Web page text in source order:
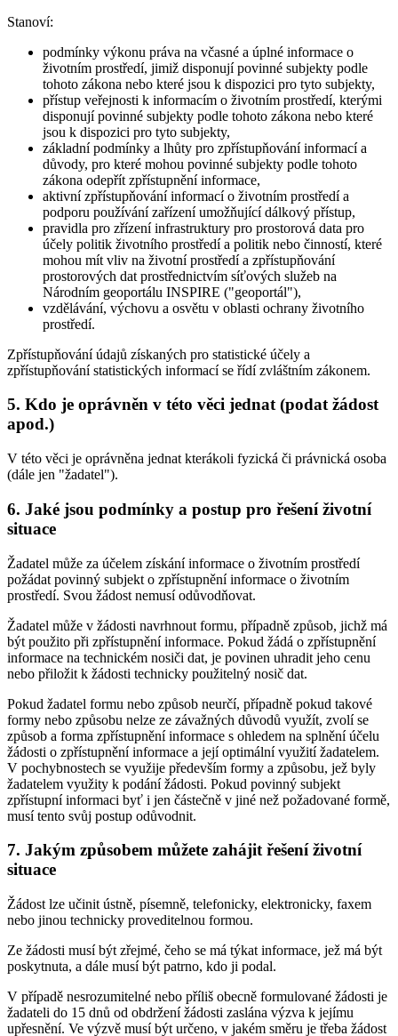
Stanoví:
podmínky výkonu práva na včasné a úplné informace o
životním prostředí, jimiž disponují povinné subjekty podle
tohoto zákona nebo které jsou k dispozici pro tyto subjekty,
přístup veřejnosti k informacím o životním prostředí, kterými
disponují povinné subjekty podle tohoto zákona nebo které
jsou k dispozici pro tyto subjekty,
základní podmínky a lhůty pro zpřístupňování informací a
důvody, pro které mohou povinné subjekty podle tohoto
zákona odepřít zpřístupnění informace,
aktivní zpřístupňování informací o životním prostředí a
podporu používání zařízení umožňující dálkový přístup,
pravidla pro zřízení infrastruktury pro prostorová data pro
účely politik životního prostředí a politik nebo činností, které
mohou mít vliv na životní prostředí a zpřístupňování
prostorových dat prostřednictvím síťových služeb na
Národním geoportálu INSPIRE ("geoportál"),
vzdělávání, výchovu a osvětu v oblasti ochrany životního
prostředí.
Zpřístupňování údajů získaných pro statistické účely a
zpřístupňování statistických informací se řídí zvláštním zákonem.
5. Kdo je oprávněn v této věci jednat (podat žádost
apod.)
V této věci je oprávněna jednat kterákoli fyzická či právnická osoba
(dále jen "žadatel").
6. Jaké jsou podmínky a postup pro řešení životní
situace
Žadatel může za účelem získání informace o životním prostředí
požádat povinný subjekt o zpřístupnění informace o životním
prostředí. Svou žádost nemusí odůvodňovat.
Žadatel může v žádosti navrhnout formu, případně způsob, jichž má
být použito při zpřístupnění informace. Pokud žádá o zpřístupnění
informace na technickém nosiči dat, je povinen uhradit jeho cenu
nebo přiložit k žádosti technicky použitelný nosič dat.
Pokud žadatel formu nebo způsob neurčí, případně pokud takové
formy nebo způsobu nelze ze závažných důvodů využít, zvolí se
způsob a forma zpřístupnění informace s ohledem na splnění účelu
žádosti o zpřístupnění informace a její optimální využití žadatelem.
V pochybnostech se využije především formy a způsobu, jež byly
žadatelem využity k podání žádosti. Pokud povinný subjekt
zpřístupní informaci byť i jen částečně v jiné než požadované formě,
musí tento svůj postup odůvodnit.
7. Jakým způsobem můžete zahájit řešení životní
situace
Žádost lze učinit ústně, písemně, telefonicky, elektronicky, faxem
nebo jinou technicky proveditelnou formou.
Ze žádosti musí být zřejmé, čeho se má týkat informace, jež má být
poskytnuta, a dále musí být patrno, kdo ji podal.
V případě nesrozumitelné nebo příliš obecně formulované žádosti je
žadateli do 15 dnů od obdržení žádosti zaslána výzva k jejímu
upřesnění. Ve výzvě musí být určeno, v jakém směru je třeba žádost